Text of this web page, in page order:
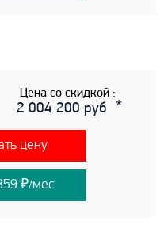
Цена со скидкой :
2 004 200 руб
цену
₽/мес